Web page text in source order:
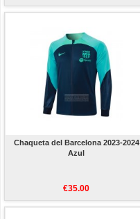
Chaqueta del Barcelona 2023-2024
Azul
€35.00